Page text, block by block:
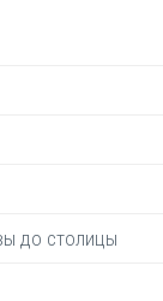
до столицы